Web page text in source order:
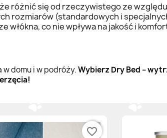
różnić się od rzeczywistego ze
rozmiarów (standardowych i
włókna, co nie wpływa na jakość i
domu i w podróży.Wybierz Dry Bed –
favorite_border